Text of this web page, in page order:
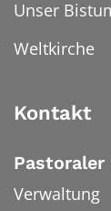
Unser
Weltkirche
Kontakt
Verwaltung